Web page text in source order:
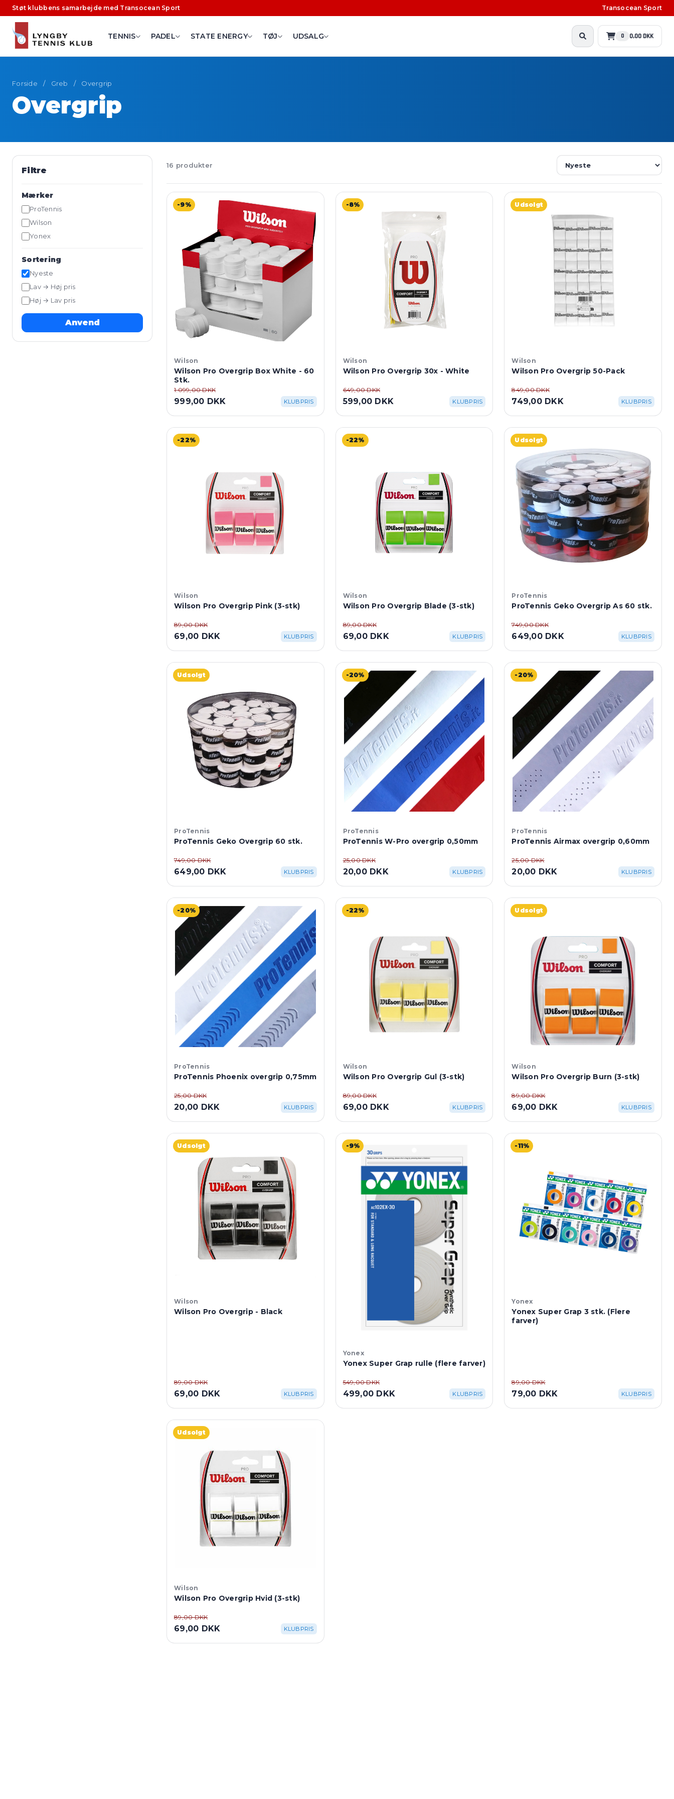
Støt klubbens samarbejde med Transocean Sport Transocean Sport
TENNIS PADEL STATE ENERGY TØJ UDSALG 0 0,00 DKK
Forside / Greb / Overgrip
Overgrip
Filtre
Mærker
ProTennis
Wilson
Yonex
Sortering
Nyeste
Lav → Høj pris
Høj → Lav pris
Anvend
16 produkter
-9%
Wilson
Wilson Pro Overgrip Box White - 60
Stk.
1.099,00 DKK
999,00 DKK KLUBPRIS
-8%
Wilson
Wilson Pro Overgrip 30x - White
649,00 DKK
599,00 DKK KLUBPRIS
Udsolgt
Wilson
Wilson Pro Overgrip 50-Pack
849,00 DKK
749,00 DKK KLUBPRIS
-22%
Wilson
Wilson Pro Overgrip Pink (3-stk)
89,00 DKK
69,00 DKK KLUBPRIS
-22%
Wilson
Wilson Pro Overgrip Blade (3-stk)
89,00 DKK
69,00 DKK KLUBPRIS
Udsolgt
ProTennis
ProTennis Geko Overgrip As 60 stk.
749,00 DKK
649,00 DKK KLUBPRIS
Udsolgt
ProTennis
ProTennis Geko Overgrip 60 stk.
749,00 DKK
649,00 DKK KLUBPRIS
-20%
ProTennis
ProTennis W-Pro overgrip 0,50mm
25,00 DKK
20,00 DKK KLUBPRIS
-20%
ProTennis
ProTennis Airmax overgrip 0,60mm
25,00 DKK
20,00 DKK KLUBPRIS
-20%
ProTennis
ProTennis Phoenix overgrip 0,75mm
25,00 DKK
20,00 DKK KLUBPRIS
-22%
Wilson
Wilson Pro Overgrip Gul (3-stk)
89,00 DKK
69,00 DKK KLUBPRIS
Udsolgt
Wilson
Wilson Pro Overgrip Burn (3-stk)
89,00 DKK
69,00 DKK KLUBPRIS
Udsolgt
Wilson
Wilson Pro Overgrip - Black
89,00 DKK
69,00 DKK KLUBPRIS
-9%
Yonex
Yonex Super Grap rulle (flere farver)
549,00 DKK
499,00 DKK KLUBPRIS
-11%
Yonex
Yonex Super Grap 3 stk. (Flere
farver)
89,00 DKK
79,00 DKK KLUBPRIS
Udsolgt
Wilson
Wilson Pro Overgrip Hvid (3-stk)
89,00 DKK
69,00 DKK KLUBPRIS